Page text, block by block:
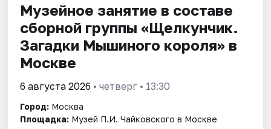
Музейное занятие в составе
сборной группы «Щелкунчик.
Загадки Мышиного кoроля» в
Москве
6 августа 2026 • четверг • 13:30
Город: Москва
Площадка: Музей П.И. Чайковского в Москве